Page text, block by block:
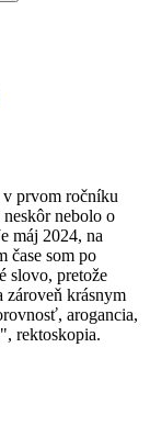
prvom ročníku
nebolo o
máj 2024, na
čase som po
slovo, pretože
zároveň krásnym
arogancia,
rektoskopia.